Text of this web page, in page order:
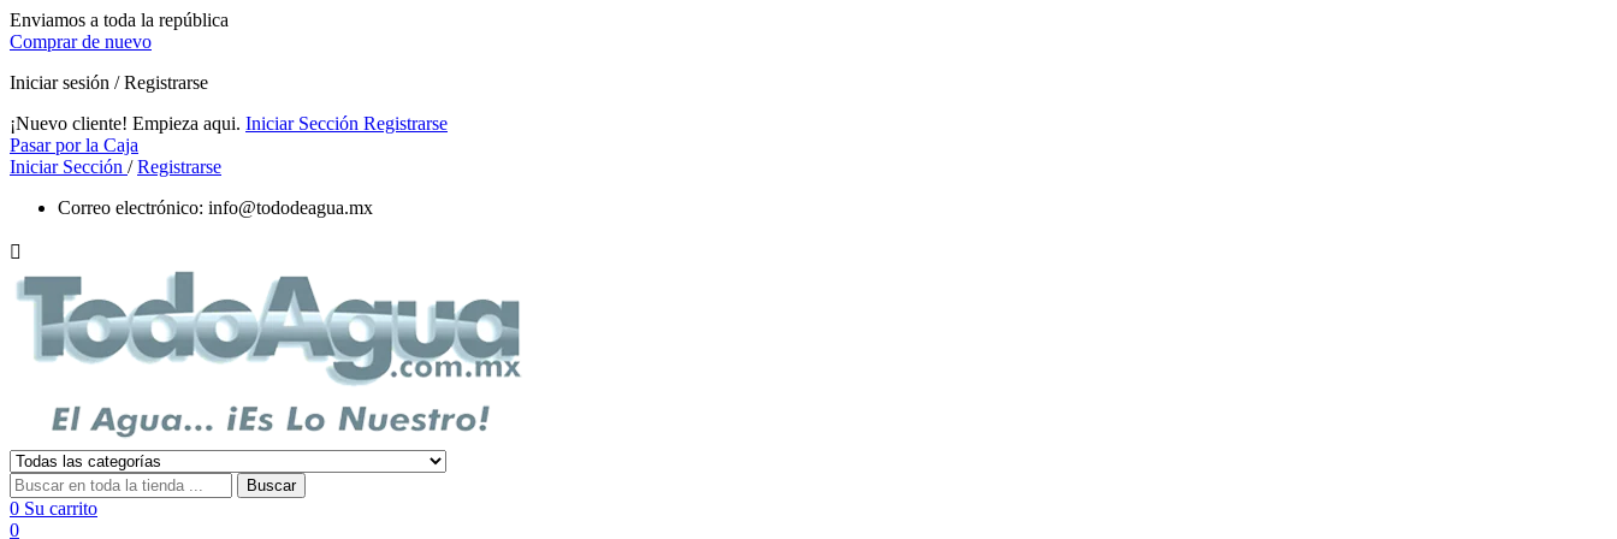
Enviamos a toda la república
Comprar de nuevo
Iniciar sesión / Registrarse
¡Nuevo cliente! Empieza aqui. Iniciar Sección Registrarse
Pasar por la Caja
Iniciar Sección /Registrarse
Correo electrónico: info@tododeagua.mx

Buscar
0 Su carrito
0